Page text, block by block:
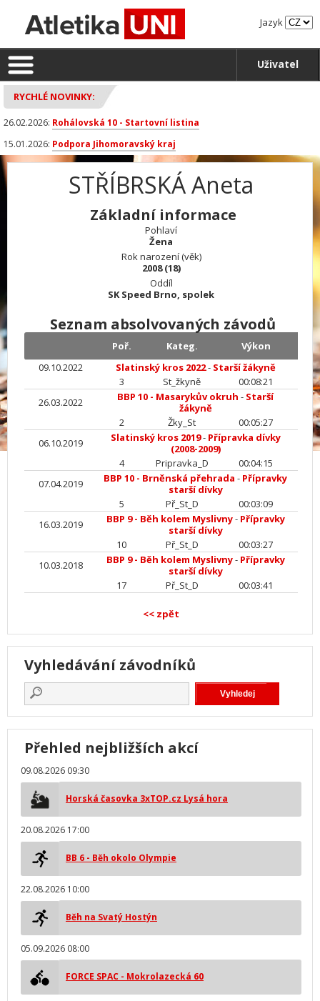
Jazyk
Uživatel
RYCHLÉ NOVINKY:
26.02.2026: Rohálovská 10 - Startovní listina
15.01.2026: Podpora Jihomoravský kraj
STŘÍBRSKÁ Aneta
Základní informace
Pohlaví
Žena
Rok narození (věk)
2008 (18)
Oddíl
SK Speed Brno, spolek
Seznam absolvovaných závodů
Poř. Kateg.
Výkon
09.10.2022
Slatinský kros 2022- Starší žákyně
3
St_žkyně
00:08:21
26.03.2022
BBP 10 - Masarykův okruh - Starší
žákyně
2
Žky_St
00:05:27
06.10.2019
Slatinský kros 2019- Přípravka dívky
(2008-2009)
4
Pripravka_D
00:04:15
07.04.2019
BBP 10 - Brněnská přehrada - Přípravky
starší dívky
5
Př_St_D
00:03:09
16.03.2019
BBP 9 - Běh kolem Myslivny- Přípravky
starší dívky
10
Př_St_D
00:03:27
10.03.2018
BBP 9 - Běh kolem Myslivny- Přípravky
starší dívky
17
Př_St_D 00:03:41
<< zpět
Vyhledávání závodníků
Přehled nejbližších akcí
09.08.2026 09:30
Horská časovka 3xTOP.cz Lysá hora
20.08.2026 17:00
BB 6 - Běh okolo Olympie
22.08.2026 10:00
Běh na Svatý Hostýn
05.09.2026 08:00
FORCE SPAC - Mokrolazecká 60